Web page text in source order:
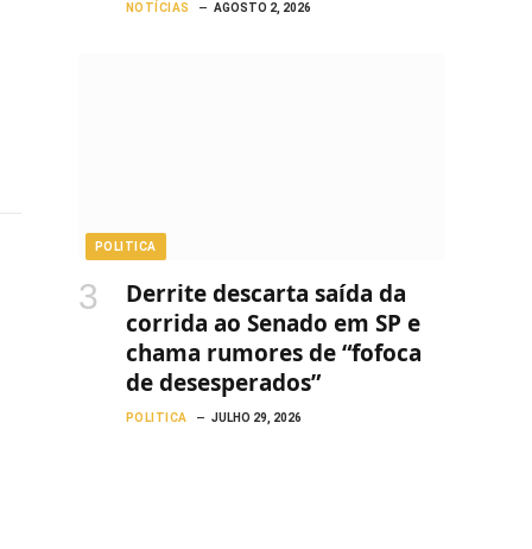
NOTÍCIAS AGOSTO 2, 2026
POLITICA
Derrite descarta saída da
corrida ao Senado em SP e
chama rumores de “fofoca
de desesperados”
POLITICA JULHO 29, 2026